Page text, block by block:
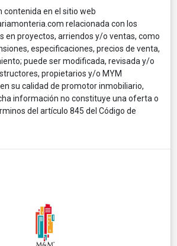
contenida en el sitio web
relacionada con los
en proyectos, arriendos y/o ventas, como
especificaciones, precios de venta,
puede ser modificada, revisada y/o
propietarios y/o MYM
en su calidad de promotor inmobiliario,
información no constituye una oferta o
del artículo 845 del Código de